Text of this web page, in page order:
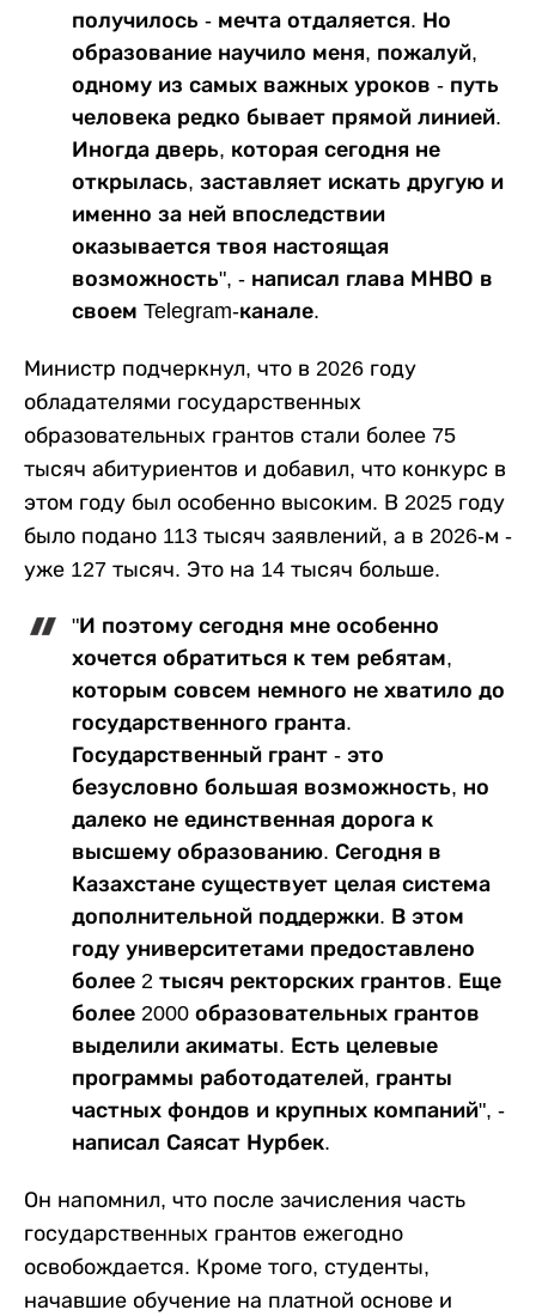
получилось - мечта отдаляется. Но
образование научило меня, пожалуй,
одному из самых важных уроков - путь
человека редко бывает прямой линией.
Иногда дверь, которая сегодня не
открылась, заставляет искать другую и
именно за ней впоследствии
оказывается твоя настоящая
возможность", - написал глава МНВО в
своем Telegram-канале.
Министр подчеркнул, что в 2026 году
обладателями государственных
образовательных грантов стали более 75
тысяч абитуриентов и добавил, что конкурс в
этом году был особенно высоким. В 2025 году
было подано 113 тысяч заявлений, а в 2026-м -
уже 127 тысяч. Это на 14 тысяч больше.
"И поэтому сегодня мне особенно
хочется обратиться к тем ребятам,
которым совсем немного не хватило до
государственного гранта.
Государственный грант - это
безусловно большая возможность, но
далеко не единственная дорога к
высшему образованию. Сегодня в
Казахстане существует целая система
дополнительной поддержки. В этом
году университетами предоставлено
более 2 тысяч ректорских грантов. Еще
более 2000 образовательных грантов
выделили акиматы. Есть целевые
программы работодателей, гранты
частных фондов и крупных компаний", -
написал Саясат Нурбек.
Он напомнил, что после зачисления часть
государственных грантов ежегодно
освобождается. Кроме того, студенты,
начавшие обучение на платной основе и